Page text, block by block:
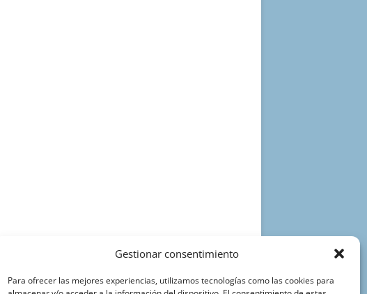
Gestionar consentimiento
Para ofrecer las mejores experiencias, utilizamos tecnologías como las cookies para